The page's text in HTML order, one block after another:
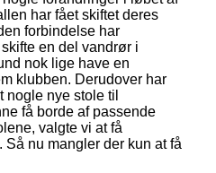
har fået skiftet deres
forbindelse har
en del vandrør i
nok lige have en
klubben. Derudover har
nogle nye stole til
få borde af passende
valgte vi at få
nu mangler der kun at få